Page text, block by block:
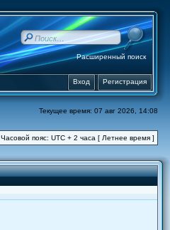
Расширенный поиск
Регистрация
Вход
Текущее время: 07 авг 2026, 14:08
Часовой пояс: UTC + 2 часа [ Летнее время ]